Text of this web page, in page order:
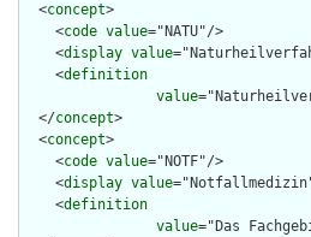
  <
concept>
    <
code value="NATU"/>
    <
display value
    <
definition
value
  </
concept>
  <
concept>
    <
code value="NOTF"/>
    <
display value
    <
definition
value="Das